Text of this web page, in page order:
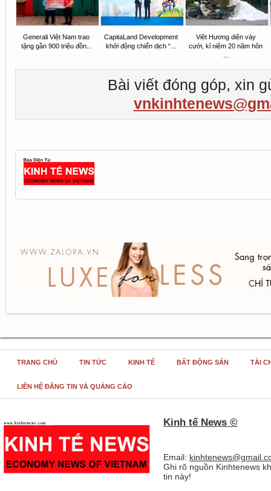
Generali Việt Nam trao
tặng gần 900 triệu đồn...
CapitaLand Development
khởi động chiến dịch “...
Việt Hương diện váy
cưới, kỉ niệm 20 năm hôn
Bài viết đóng góp, xin
TRANG CHỦ TIN TỨC KINH TẾ BẤT ĐỘNG SẢN TÀI
LIÊN HỆ ĐĂNG TIN VÀ QUẢNG CÁO
Kinh tế News ©
Email:
Ghi rõ nguồn Kinhtenews
tin này!